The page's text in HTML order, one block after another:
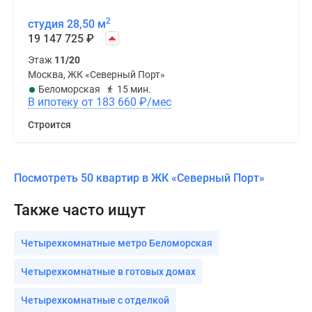
студия 28,50 м2
19 147 725 ₽
Этаж 11/20
Москва, ЖК «Северный Порт»
Беломорская
15 мин.
В ипотеку от 183 660 ₽/мес
Строится
Посмотреть 50 квартир в ЖК «Северный Порт»
Также часто ищут
Четырехкомнатные метро Беломорская
Четырехкомнатные в готовых домах
Четырехкомнатные с отделкой